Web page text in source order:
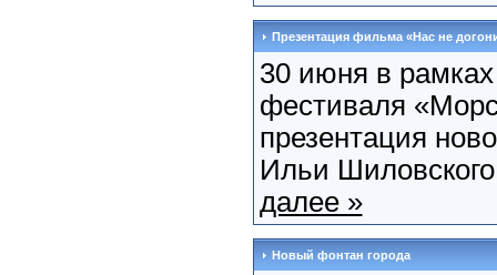
Презентация фильма «Нас не
30 июня в
фестиваля
презентация
Ильи
далее »
Новый фонтан города